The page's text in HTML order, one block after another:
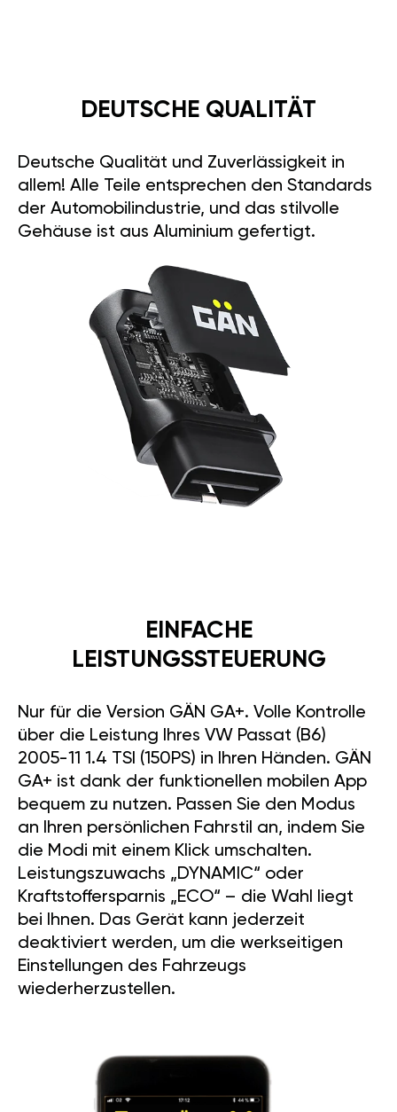
DEUTSCHE QUALITÄT
Deutsche Qualität und Zuverlässigkeit in
allem! Alle Teile entsprechen den Standards
der Automobilindustrie, und das stilvolle
Gehäuse ist aus Aluminium gefertigt.
EINFACHE
LEISTUNGSSTEUERUNG
Nur für die Version GÄN GA+. Volle Kontrolle
über die Leistung Ihres VW Passat (B6)
2005-11 1.4 TSI (150PS) in Ihren Händen. GÄN
GA+ ist dank der funktionellen mobilen App
bequem zu nutzen. Passen Sie den Modus
an Ihren persönlichen Fahrstil an, indem Sie
die Modi mit einem Klick umschalten.
Leistungszuwachs „DYNAMIC“ oder
Kraftstoffersparnis „ECO“ – die Wahl liegt
bei Ihnen. Das Gerät kann jederzeit
deaktiviert werden, um die werkseitigen
Einstellungen des Fahrzeugs
wiederherzustellen.